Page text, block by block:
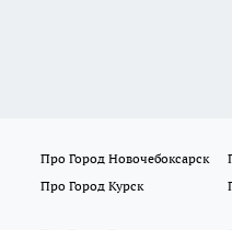
Про Город Новочебоксарск
Про Город Курск